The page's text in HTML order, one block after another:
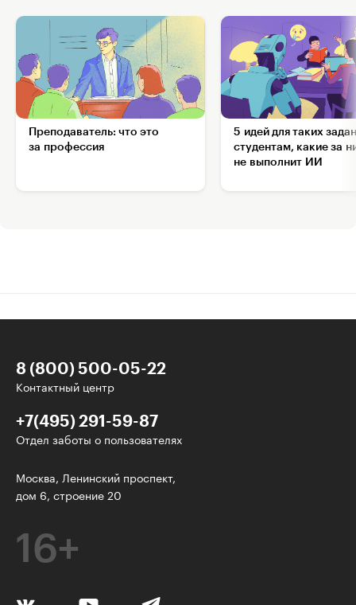
Преподаватель: что это
за профессия
5 идей для таких
студентам, какие за
не выполнит ИИ
8 (800) 500-05-22
Контактный центр
+7(495) 291-59-87
Отдел заботы о пользователях
Москва, Ленинский проспект,
дом 6, строение 20
16+
Интересное - на почту!
Выберите тему рассылки
Дизайн
Программирование